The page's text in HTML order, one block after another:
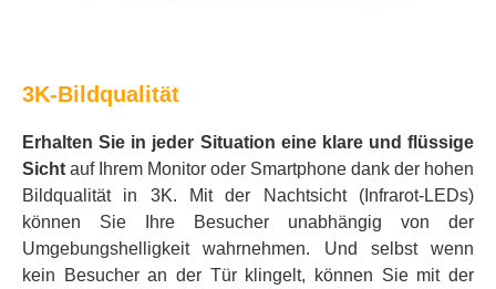
3K-Bildqualität
Erhalten Sie in jeder Situation eine klare und flüssige
Sicht auf Ihrem Monitor oder Smartphone dank der hohen
Bildqualität in 3K. Mit der Nachtsicht (Infrarot-LEDs)
können Sie Ihre Besucher unabhängig von der
Umgebungshelligkeit wahrnehmen. Und selbst wenn
kein Besucher an der Tür klingelt, können Sie mit der